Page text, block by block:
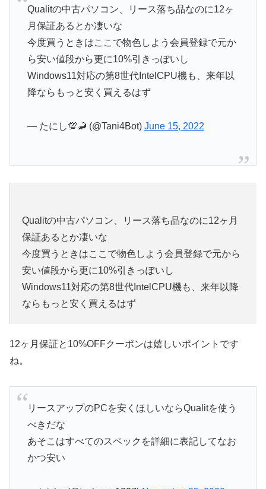
Qualitの中古パソコン、リース落ち品なのに12ヶ
月保証あるとか凄いな
今度買うときはここで物色しよう会員登録で元か
ら安い値段から更に10%引きっぽいし
Windows11対応の第8世代IntelCPU機も、来年以
降ならもっと安く買えるはず
— たにし💯🦂 (@Tani4Bot) June 15, 2022
Qualitの中古パソコン、リース落ち品なのに12ヶ月
保証あるとか凄いな
今度買うときはここで物色しよう会員登録で元から
安い値段から更に10%引きっぽいし
Windows11対応の第8世代IntelCPU機も、来年以降
ならもっと安く買えるはず
12ヶ月保証と10%OFFクーポンは嬉しいポイントです
ね。
リースアップのPCを安くほしいならQualitを使う
べきだな
あそこはすべてのスペックを詳細に表記してなお
かつ安い